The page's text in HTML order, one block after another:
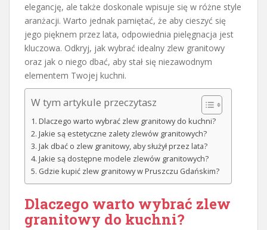
elegancję, ale także doskonale wpisuje się w różne style
aranżacji. Warto jednak pamiętać, że aby cieszyć się
jego pięknem przez lata, odpowiednia pielęgnacja jest
kluczowa. Odkryj, jak wybrać idealny zlew granitowy
oraz jak o niego dbać, aby stał się niezawodnym
elementem Twojej kuchni.
W tym artykule przeczytasz
Dlaczego warto wybrać zlew granitowy do kuchni?
Jakie są estetyczne zalety zlewów granitowych?
Jak dbać o zlew granitowy, aby służył przez lata?
Jakie są dostępne modele zlewów granitowych?
Gdzie kupić zlew granitowy w Pruszczu Gdańskim?
Dlaczego warto wybrać zlew
granitowy do kuchni?